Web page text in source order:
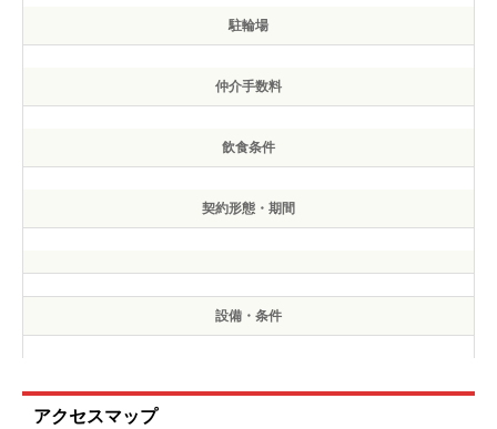
駐輪場
仲介手数料
飲食条件
契約形態・期間
設備・条件
アクセスマップ